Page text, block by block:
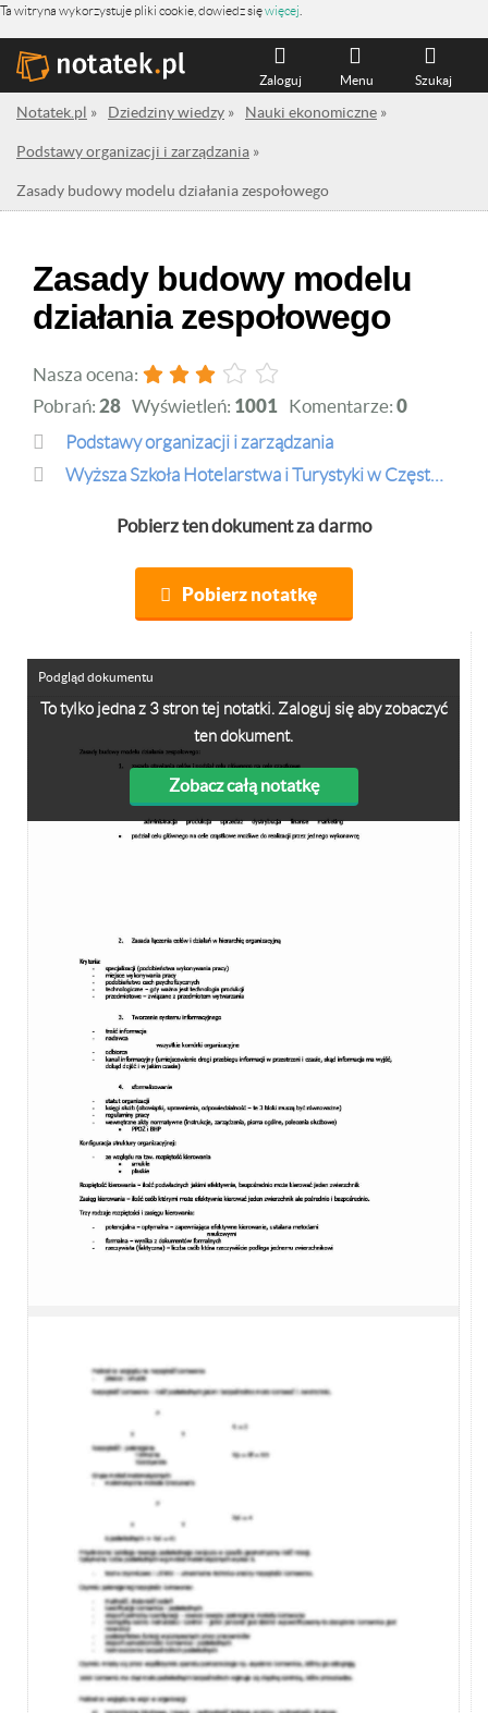
Ta witryna wykorzystuje pliki cookie, dowiedz sięwięcej
Szukaj
Menu
Zaloguj
Notatek.pl » Dziedziny wiedzy » Nauki ekonomiczne »
Podstawy organizacji i zarządzania »
Zasady budowy modelu działania zespołowego
Zasady budowy modelu
działania zespołowego
Nasza ocena:
Pobrań: 28 Wyświetleń: 1001 Komentarze: 0
Podstawy organizacji i zarządzania
Wyższa Szkoła Hotelarstwa i Turystyki w Częstochowie
Pobierz ten dokument za darmo
Pobierz notatkę
To tylko jedna z 3 stron tej notatki. Zaloguj się aby zobaczyć
ten dokument.
Zobacz całą notatkę
Podgląd dokumentu